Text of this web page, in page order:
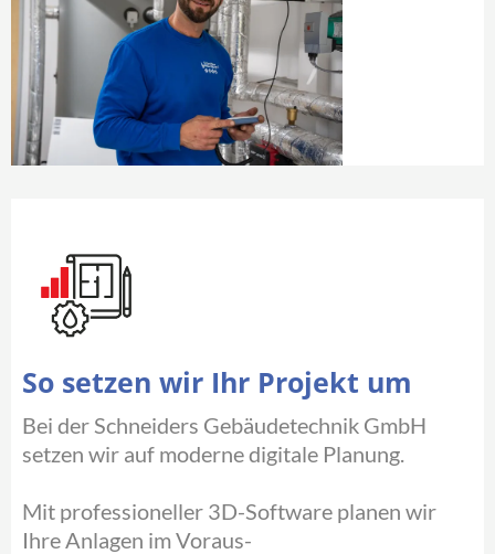
So setzen wir Ihr Projekt um
Bei der Schneiders Gebäudetechnik GmbH
setzen wir auf moderne digitale Planung.
Mit professioneller 3D-Software planen wir
Ihre Anlagen im Voraus-